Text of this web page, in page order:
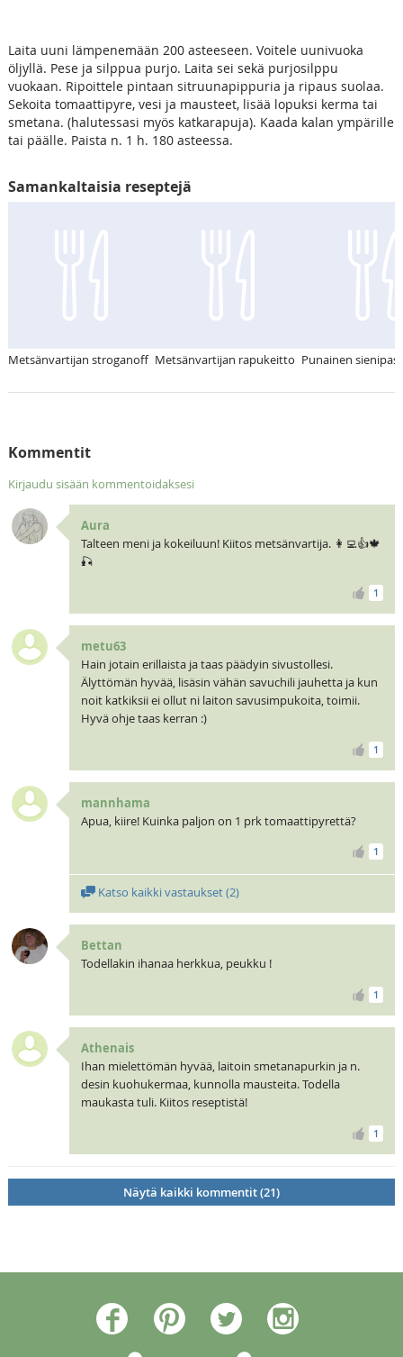
Laita uuni lämpenemään 200 asteeseen. Voitele uunivuoka
öljyllä. Pese ja silppua purjo. Laita sei sekä purjosilppu
vuokaan. Ripoittele pintaan sitruunapippuria ja ripaus suolaa.
Sekoita tomaattipyre, vesi ja mausteet, lisää lopuksi kerma tai
smetana. (halutessasi myös katkarapuja). Kaada kalan ympärille
tai päälle. Paista n. 1 h. 180 asteessa.
Samankaltaisia reseptejä
Metsänvartijan stroganoff Metsänvartijan rapukeitto Punainen
Kommentit
Kirjaudu sisään kommentoidaksesi
Aura
Talteen meni ja kokeiluun! Kiitos metsänvartija. 👩‍💻👍🍁
🎣
1
metu63
Hain jotain erillaista ja taas päädyin sivustollesi.
Älyttömän hyvää, lisäsin vähän savuchili jauhetta ja kun
noit katkiksii ei ollut ni laiton savusimpukoita, toimii.
Hyvä ohje taas kerran :)
1
mannhama
Apua, kiire! Kuinka paljon on 1 prk tomaattipyrettä?
1
Katso kaikki vastaukset (2)
Bettan
Todellakin ihanaa herkkua, peukku !
1
Athenais
Ihan mielettömän hyvää, laitoin smetanapurkin ja n.
desin kuohukermaa, kunnolla mausteita. Todella
maukasta tuli. Kiitos reseptistä!
1
Näytä kaikki kommentit (21)